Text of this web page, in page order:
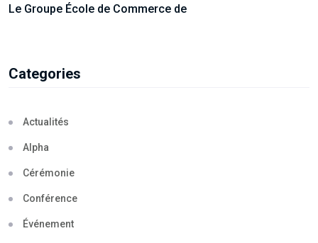
Le Groupe École de Commerce de
Categories
Actualités
Alpha
Cérémonie
Conférence
Événement